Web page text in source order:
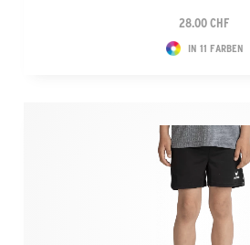
28.00 CHF
IN 11 FARBEN